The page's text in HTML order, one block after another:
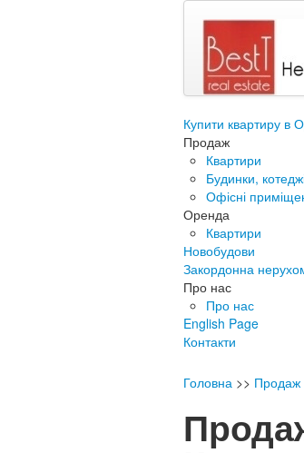
Купити квартиру в
Продаж
Квартири
Будинки,
Офісні
Оренда
Квартири
Новобудови
Закордонна
Про нас
Про нас
English Page
Контакти
Головна >> Продаж